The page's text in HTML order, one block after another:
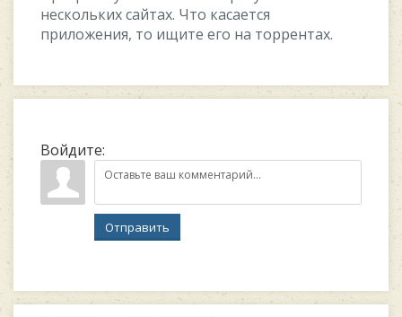
нескольких сайтах. Что касается
приложения, то ищите его на торрентах.
Войдите:
Отправить